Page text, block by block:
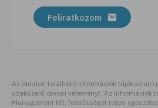
# gesztenye
# béta-karotin
Feliratkozom
Az oldalon található információk tájékoztató
szakszerű orvosi véleményt. Az információk
Management Kft. felelősségét teljes